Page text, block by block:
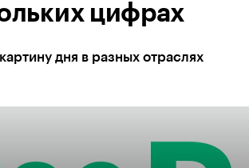
цифрах
дня в разных отраслях